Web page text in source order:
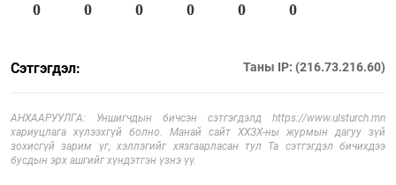
0 0 0 0 0 0
Сэтгэгдэл: Таны IP: (216.73.216.60)
АНХААРУУЛГА: Уншигчдын бичсэн сэтгэгдэлд https://www.ulsturch.mn
хариуцлага хүлээхгүй болно. Манай сайт ХХЗХ-ны журмын дагуу зүй
зохисгүй зарим үг, хэллэгийг хязгаарласан тул Та сэтгэгдэл бичихдээ
бусдын эрх ашгийг хүндэтгэн үзнэ үү.